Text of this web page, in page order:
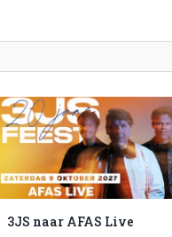
3JS naar AFAS Live